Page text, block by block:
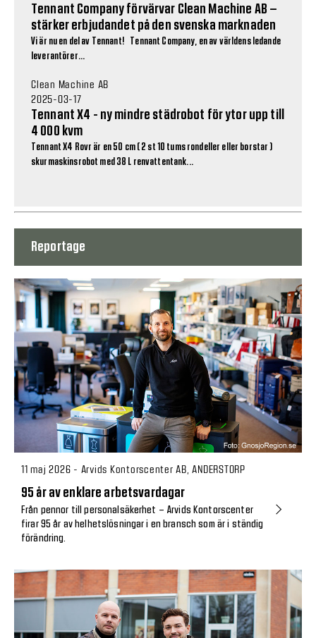
Tennant Company förvärvar Clean Machine AB –
stärker erbjudandet på den svenska marknaden
Vi är nu en del av Tennant! Tennant Company, en av världens ledande
leverantörer...
Clean Machine AB
2025-03-17
Tennant X4 - ny mindre städrobot för ytor upp till
4 000 kvm
Tennant X4 Rovr är en 50 cm ( 2 st 10 tums rondeller eller borstar )
skurmaskinsrobot med 38 L renvattentank...
Reportage
11 maj 2026 - Arvids Kontorscenter AB, ANDERSTORP
95 år av enklare arbetsvardagar
Från pennor till personalsäkerhet – Arvids Kontorscenter
firar 95 år av helhetslösningar i en bransch som är i ständig
förändring.